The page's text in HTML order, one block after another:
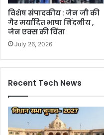
विशेष संपादकीय : जेन जी की
गैर मर्यादित भाषा निंदनीय ,
जेन एक्स की चिंता
July 26, 2026
Recent Tech News